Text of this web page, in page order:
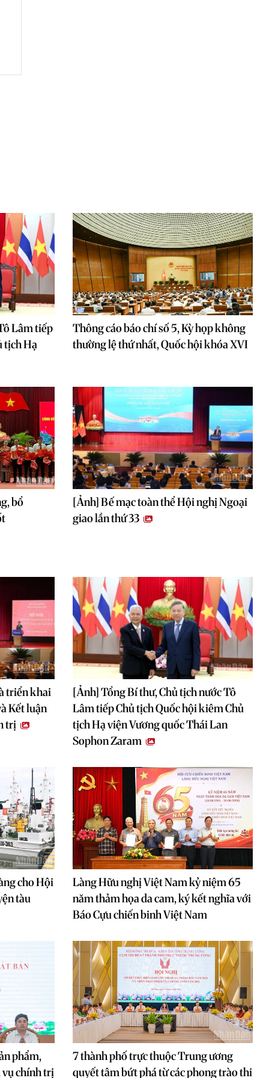
Lâm tiếp
tịch Hạ
Thông cáo báo chí số 5, Kỳ họp không
thường lệ thứ nhất, Quốc hội khóa XVI
bổ
[Ảnh] Bế mạc toàn thể Hội nghị Ngoại
giao lần thứ 33
triển khai
Kết luận
trị
[Ảnh] Tổng Bí thư, Chủ tịch nước Tô
Lâm tiếp Chủ tịch Quốc hội kiêm Chủ
tịch Hạ viện Vương quốc Thái Lan
Sophon Zaram
cho Hội
tàu
Làng Hữu nghị Việt Nam kỷ niệm 65
năm thảm họa da cam, ký kết nghĩa với
Báo Cựu chiến binh Việt Nam
phẩm,
vụ chính trị
7 thành phố trực thuộc Trung ương
quyết tâm bứt phá từ các phong trào thi